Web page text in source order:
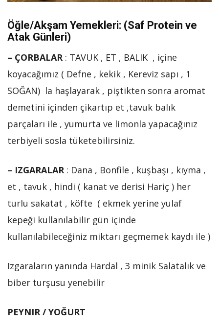
Öğle/Akşam Yemekleri: (Saf Protein ve
Atak Günleri)
– ÇORBALAR: TAVUK , ET , BALIK , içine
koyacağımız ( Defne , kekik , Kereviz sapı , 1
SOĞAN) la haşlayarak , piştikten sonra aromat
demetini içinden çikartıp et ,tavuk balık
parçaları ile , yumurta ve limonla yapacağınız
terbiyeli sosla tüketebilirsiniz.
– IZGARALAR: Dana , Bonfile , kuşbaşı , kıyma ,
et , tavuk , hindi ( kanat ve derisi Hariç ) her
turlu sakatat , köfte ( ekmek yerine yulaf
kepeği kullanılabilir gün içinde
kullanılabileceğiniz miktarı geçmemek kaydı ile )
Izgaraların yanında Hardal , 3 minik Salatalık ve
biber turşusu yenebilir
PEYNIR / YOĞURT